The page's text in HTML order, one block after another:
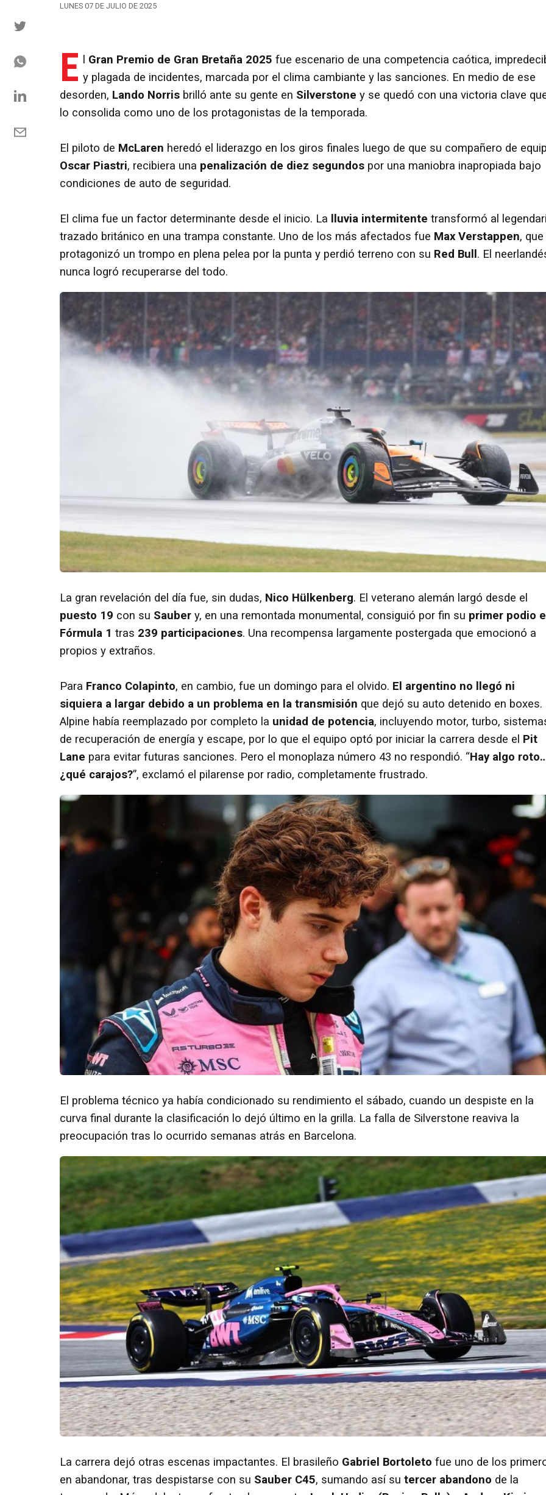
LUNES 07 DE JULIO DE 2025
E l Gran Premio de Gran Bretaña 2025 fue escenario de una competencia caótica,
y plagada de incidentes, marcada por el clima cambiante y las sanciones. En medio de ese
desorden, Lando Norris brilló ante su gente en Silverstone y se quedó con una victoria clave
lo consolida como uno de los protagonistas de la temporada.
El piloto de McLaren heredó el liderazgo en los giros finales luego de que su compañero de
Oscar Piastri, recibiera una penalización de diez segundos por una maniobra inapropiada bajo
condiciones de auto de seguridad.
El clima fue un factor determinante desde el inicio. La lluvia intermitente transformó al
trazado británico en una trampa constante. Uno de los más afectados fue Max Verstappen, que
protagonizó un trompo en plena pelea por la punta y perdió terreno con su Red Bull. El
nunca logró recuperarse del todo.
La gran revelación del día fue, sin dudas, Nico Hülkenberg. El veterano alemán largó desde el
puesto 19 con su Sauber y, en una remontada monumental, consiguió por fin su primer podio
Fórmula 1 tras 239 participaciones. Una recompensa largamente postergada que emocionó a
propios y extraños.
Para Franco Colapinto, en cambio, fue un domingo para el olvido. El argentino no llegó ni
siquiera a largar debido a un problema en la transmisión que dejó su auto detenido en boxes.
Alpine había reemplazado por completo la unidad de potencia, incluyendo motor, turbo,
de recuperación de energía y escape, por lo que el equipo optó por iniciar la carrera desde el Pit
Lane para evitar futuras sanciones. Pero el monoplaza número 43 no respondió. “Hay algo
¿qué carajos?”, exclamó el pilarense por radio, completamente frustrado.
El problema técnico ya había condicionado su rendimiento el sábado, cuando un despiste en la
curva final durante la clasificación lo dejó último en la grilla. La falla de Silverstone reaviva la
preocupación tras lo ocurrido semanas atrás en Barcelona.
La carrera dejó otras escenas impactantes. El brasileño Gabriel Bortoleto fue uno de los
en abandonar, tras despistarse con su Sauber C45, sumando así su tercer abandono de la